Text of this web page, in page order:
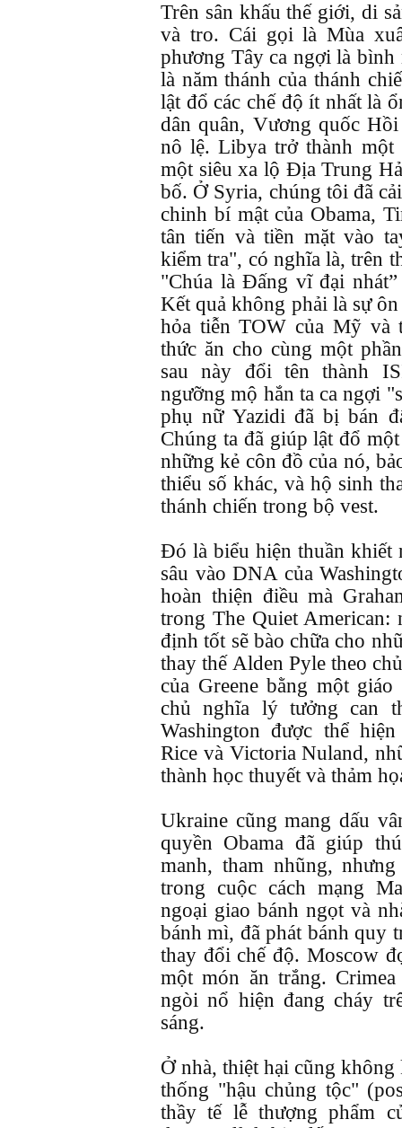
Trên sân khấu thế giới, di
và tro. Cái gọi là Mùa
phương Tây ca ngợi là bình
là năm thánh của thánh
lật đổ các chế độ ít nhất là
dân quân, Vương quốc
nô lệ. Libya trở thành một
một siêu xa lộ Địa Trung
bố. Ở Syria, chúng tôi đã
chinh bí mật của Obama,
tân tiến và tiền mặt vào
kiểm tra", có nghĩa là, trên
"Chúa là Đấng vĩ đại
Kết quả không phải là sự
hỏa tiễn TOW của Mỹ và
thức ăn cho cùng một
sau này đổi tên thành
ngưỡng mộ hắn ta ca ngợi
phụ nữ Yazidi đã bị bán
Chúng ta đã giúp lật đổ
những kẻ côn đồ của nó,
thiểu số khác, và hộ sinh
thánh chiến trong bộ vest.
Đó là biểu hiện thuần khiết
sâu vào DNA của
hoàn thiện điều mà
trong The Quiet
định tốt sẽ bào chữa cho
thay thế Alden Pyle theo
của Greene bằng một
chủ nghĩa lý tưởng can
Washington được thể
Rice và Victoria Nuland,
thành học thuyết và thảm
Ukraine cũng mang dấu
quyền Obama đã giúp
manh, tham nhũng,
trong cuộc cách mạng
ngoại giao bánh ngọt và
bánh mì, đã phát bánh quy
thay đổi chế độ. Moscow
một món ăn trắng.
ngòi nổ hiện đang cháy
sáng.
Ở nhà, thiệt hại cũng
thống "hậu chủng tộc"
thầy tế lễ thượng phẩm